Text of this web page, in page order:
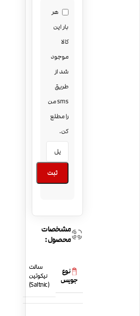
هر
بار این
کالا
موجود
شد از
طریق
sms من
را مطلع
کن.
ثبت
مشخصات
محصول:
نوع
جویس
سالت
نیکوتین
(Saltnic)